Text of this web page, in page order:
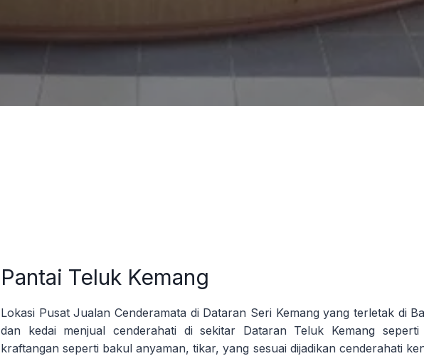
Pantai Teluk Kemang
Lokasi Pusat Jualan Cenderamata di Dataran Seri Kemang yang terletak di
dan kedai menjual cenderahati di sekitar Dataran Teluk Kemang
kraftangan seperti bakul anyaman, tikar, yang sesuai dijadikan cenderahati